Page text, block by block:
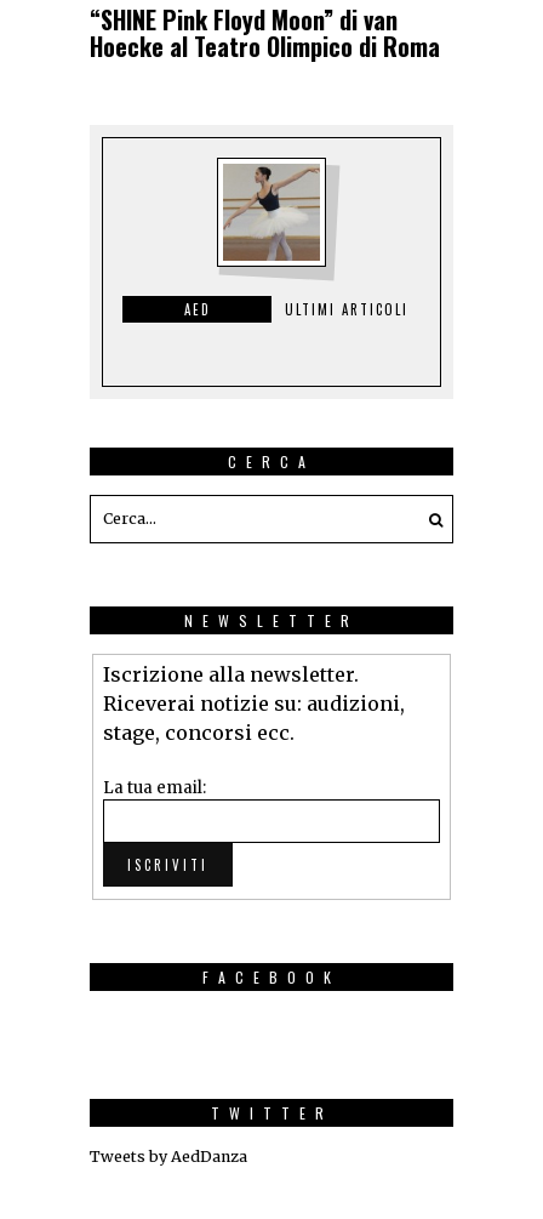
“SHINE Pink Floyd Moon” di van
Hoecke al Teatro Olimpico di Roma
AED ULTIMI ARTICOLI
CERCA
NEWSLETTER
Iscrizione alla newsletter.
Riceverai notizie su: audizioni,
stage, concorsi ecc.
La tua email:
FACEBOOK
TWITTER
Tweets by AedDanza